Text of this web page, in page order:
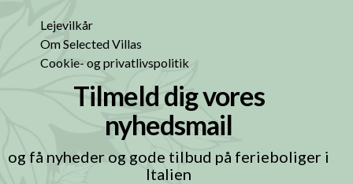
Lejevilkår
Om Selected Villas
Cookie- og privatlivspolitik
Tilmeld dig vores
nyhedsmail
og få nyheder og gode tilbud på ferieboliger i
Italien